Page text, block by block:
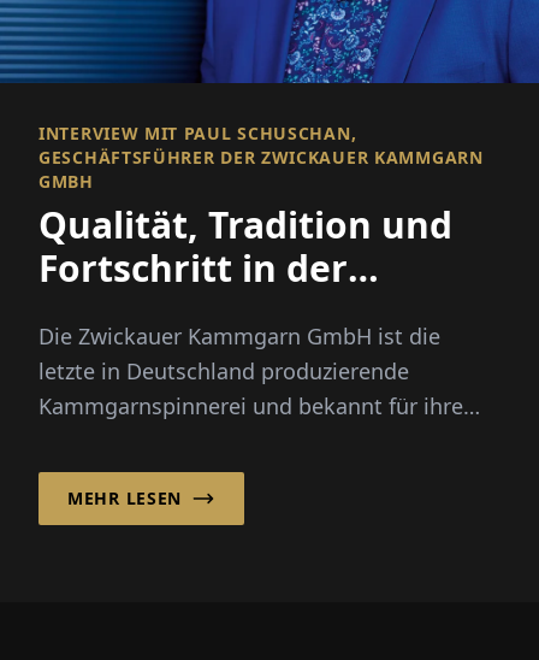
INTERVIEW MIT PAUL SCHUSCHAN,
GESCHÄFTSFÜHRER DER ZWICKAUER KAMMGARN
GMBH
Qualität, Tradition und
Fortschritt in der
Die Zwickauer Kammgarn GmbH ist die
letzte in Deutschland produzierende
Kammgarnspinnerei und bekannt für ihre
MEHR LESEN